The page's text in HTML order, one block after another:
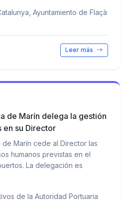
Ayuntamiento de Flaçà
Leer más
de Marín delega la gestión
en su Director
Marín cede al Director las
humanos previstas en el
La delegación es
de la Autoridad Portuaria